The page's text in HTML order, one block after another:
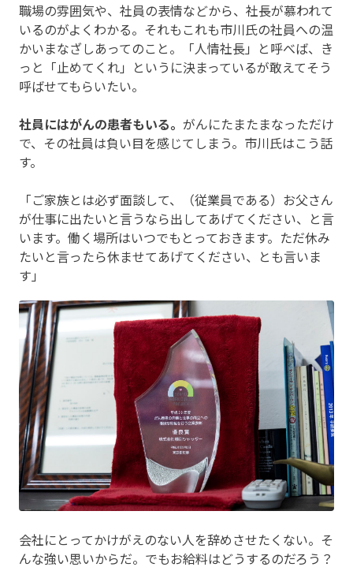
職場の雰囲気や、社員の表情などから、社長が慕われて
いるのがよくわかる。それもこれも市川氏の社員への温
かいまなざしあってのこと。「人情社長」と呼べば、き
っと「止めてくれ」というに決まっているが敢えてそう
呼ばせてもらいたい。
社員にはがんの患者もいる。 がんにたまたまなっただけ
で、その社員は負い目を感じてしまう。市川氏はこう話
す。
「ご家族とは必ず面談して、（従業員である）お父さん
が仕事に出たいと言うなら出してあげてください、と言
います。働く場所はいつでもとっておきます。ただ休み
たいと言ったら休ませてあげてください、とも言いま
す」
会社にとってかけがえのない人を辞めさせたくない。そ
んな強い思いからだ。でもお給料はどうするのだろう？